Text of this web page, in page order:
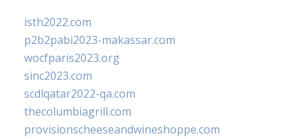
isth2022.com
p2b2pabi2023-makassar.com
wocfparis2023.org
sinc2023.com
scdlqatar2022-qa.com
thecolumbiagrill.com
provisionscheeseandwineshoppe.com